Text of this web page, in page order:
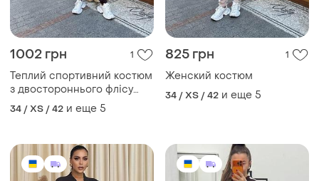
1002 грн 1
Теплий спортивний костюм
з двостороннього флісу
худі і джогери різні кольори
34 / XS / 42 и еще 5
825 грн 1
Женский костюм
34 / XS / 42 и еще 5